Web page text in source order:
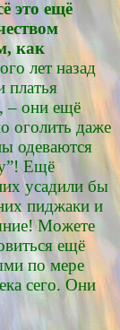
это ещё
как
лет назад
– они ещё
оголить даже
одеваются
Ещё
усадили бы
пиджаки и
Можете
ещё
по мере
сего. Они